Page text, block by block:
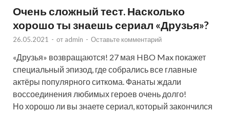
Очень сложный тест. Насколько
хорошо ты знаешь сериал «Друзья»?
26.05.2021 - от admin - Оставьте комментарий
«Друзья» возвращаются! 27 мая HBO Max покажет
специальный эпизод, где собрались все главные
актёры популярного ситкома. Фанаты ждали
воссоединения любимых героев очень долго!
Но хорошо ли вы знаете сериал, который закончился